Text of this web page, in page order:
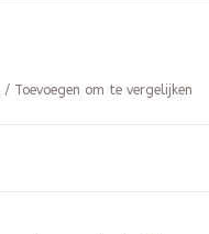
/ Toevoegen om te vergelijken